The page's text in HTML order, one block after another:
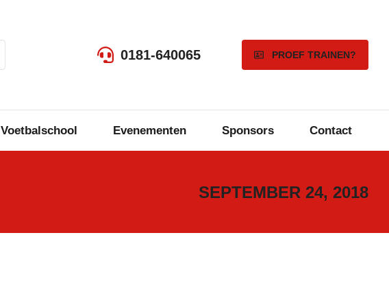
0181-640065 PROEF TRAINEN?
Voetbalschool Evenementen Sponsors Contact
SEPTEMBER 24, 2018